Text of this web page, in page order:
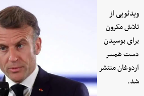
ویدئویی از
تلاش مکرون
برای بوسیدن
دست همسر
اردوغان منتشر
شد.